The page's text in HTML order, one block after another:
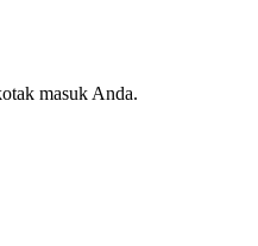
masuk Anda.